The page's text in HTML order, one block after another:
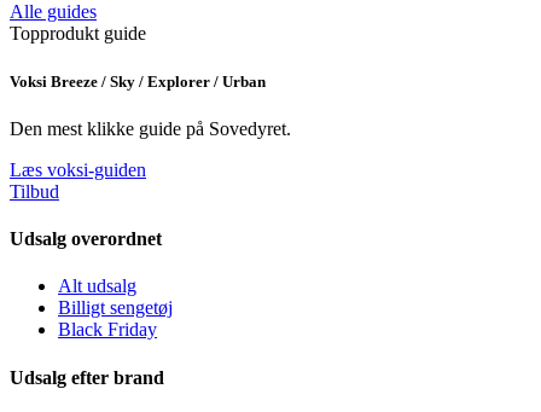
Alle guides
Topprodukt guide
Voksi Breeze / Sky / Explorer / Urban
Den mest klikke guide på Sovedyret.
Læs voksi-guiden
Tilbud
Udsalg overordnet
Alt udsalg
Billigt sengetøj
Black Friday
Udsalg efter brand